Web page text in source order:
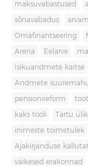
maksuvabastused
sõnavabadus
Omafinantseering
Arena Eelarve
Isikuandmete kaitse
Andmete
pensionireform
kaks tooli Tartu
inimeste toimetulek
Ajakirjanduse
väikesed erakonnad